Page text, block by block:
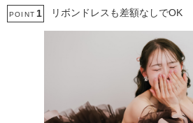
家族・友人と撮影
マタニティ用ドレス
ペットと撮影
POINT 1 リボンドレスも差額なしでOK